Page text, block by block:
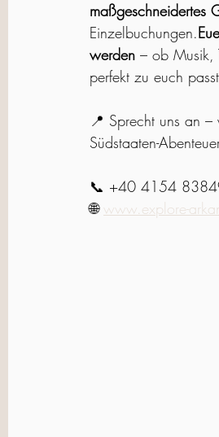
maßgeschneidertes
Einzelbuchungen.
werden – ob Musik,
perfekt zu euch
📍 Sprecht uns an
Südstaaten-
📞 +40 4154
🌐 www.explore-